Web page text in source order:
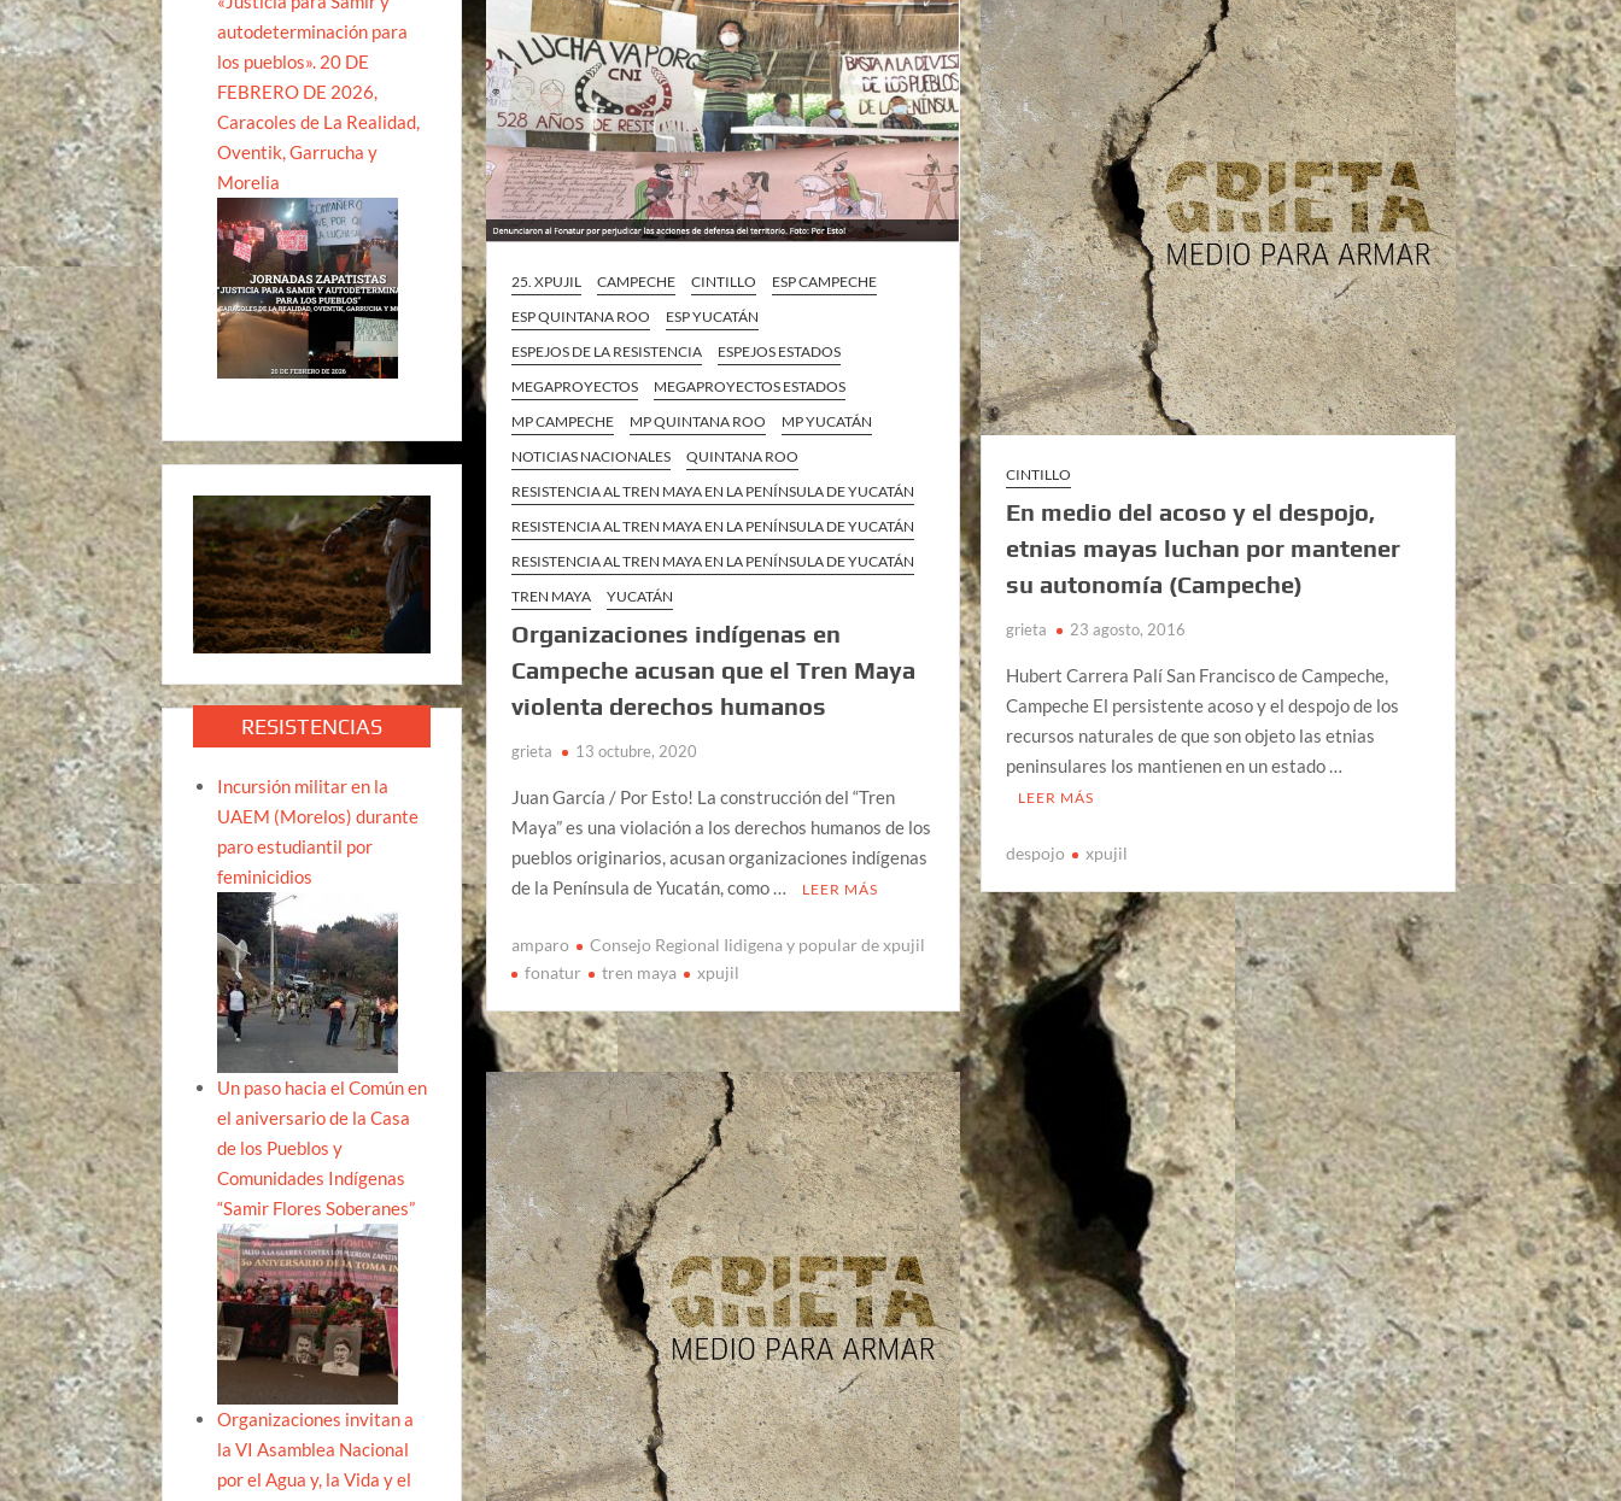
25. XPUJIL CAMPECHE CINTILLO
ESP CAMPECHE
ESP QUINTANA ROO
ESP YUCATÁN
ESPEJOS DE LA RESISTENCIA
ESPEJOS ESTADOS
MEGAPROYECTOS
MEGAPROYECTOS ESTADOS
MP CAMPECHE
MP QUINTANA ROO
MP YUCATÁN
NOTICIAS NACIONALES
QUINTANA ROO
RESISTENCIA AL TREN MAYA EN LA PENÍNSULA DE YUCATÁN
RESISTENCIA AL TREN MAYA EN LA PENÍNSULA DE YUCATÁN
RESISTENCIA AL TREN MAYA EN LA PENÍNSULA DE YUCATÁN
TREN MAYA
YUCATÁN
Organizaciones indígenas en
Campeche acusan que el Tren Maya
violenta derechos humanos
grieta 13 octubre, 2020
Juan García / Por Esto! La construcción del “Tren
Maya” es una violación a los derechos humanos de los
pueblos originarios, acusan organizaciones indígenas
de la Península de Yucatán, como …
LEER MÁS
amparo
Consejo Regional Iidigena y popular de xpujil
fonatur
tren maya xpujil
CINTILLO
En medio del acoso y el despojo,
etnias mayas luchan por mantener
su autonomía (Campeche)
grieta 23 agosto, 2016
Hubert Carrera Palí San Francisco de Campeche,
Campeche El persistente acoso y el despojo de los
recursos naturales de que son objeto las etnias
peninsulares los mantienen en un estado …
LEER MÁS
despojo xpujil
autodeterminación para
los pueblos». 20 DE
FEBRERO DE 2026,
Caracoles de La Realidad,
Oventik, Garrucha y
Morelia
RESISTENCIAS
Incursión militar en la
UAEM (Morelos) durante
paro estudiantil por
feminicidios
Un paso hacia el Común en
el aniversario de la Casa
de los Pueblos y
Comunidades Indígenas
“Samir Flores Soberanes”
Organizaciones invitan a
la VI Asamblea Nacional
por el Agua y, la Vida y el